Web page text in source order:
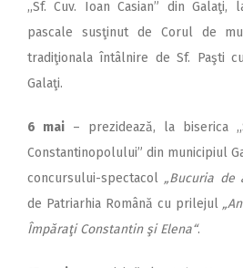
,,Sf. Cuv. Ioan Casian” din
pascale susţinut de Corul de
tradiţionala întâlnire de Sf. Paşti
Galaţi.
6 mai – prezidează, la biserica
Constantinopolului” din municipiul
concursului-spectacol „Bucuria de
de Patriarhia Română cu prilejul
Împăraţi Constantin şi Elena“.